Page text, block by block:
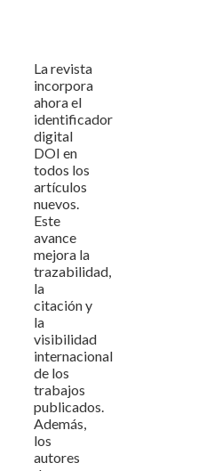
La revista
incorpora
ahora el
identificador
digital
DOI en
todos los
artículos
nuevos.
Este
avance
mejora la
trazabilidad,
la
citación y
la
visibilidad
internacional
de los
trabajos
publicados.
Además,
los
autores